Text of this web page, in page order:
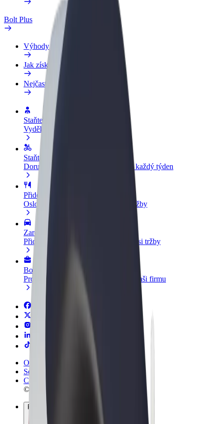
Bolt Plus
Výhody
Jak získat členství
Nejčastější otázky
Staňte se řidičem
Vydělávejte podle sebe
Staňte se kurýrem
Doručujte jídlo a dostávejte výplatu každý týden
Přidejte restauraci nebo obchod
Oslovte více zákazníků a zvyšte si tržby
Zaregistrujte se jako flotilový partner
Přidejte svou flotilu k Boltu a zvyšte si tržby
Bolt for Business
Produkty a služby Boltu přesně pro vaši firmu
Obchodní podmínky
Soukromí
Cookies
© 2026 Bolt Technology OÜ
Produkty